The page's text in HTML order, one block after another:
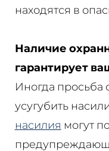
находятся в
Наличие
гарантирует
Иногда просьба
усугубить
насилия могут